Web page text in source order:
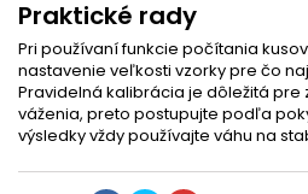
Praktické rady
Pri používaní funkcie počítania
nastavenie veľkosti vzorky pre čo
Pravidelná kalibrácia je dôležitá pre
váženia, preto postupujte podľa
výsledky vždy používajte váhu na